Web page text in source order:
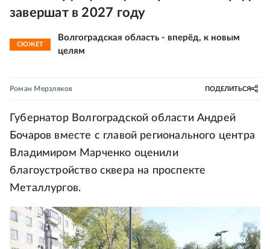
завершат в 2027 году
СЮЖЕТ
Волгоградская область - вперёд, к новым
целям
Роман Мерзляков ПОДЕЛИТЬСЯ
Губернатор Волгоградской области Андрей
Бочаров вместе с главой регионального центра
Владимиром Марченко оценили
благоустройство сквера на проспекте
Металлургов.